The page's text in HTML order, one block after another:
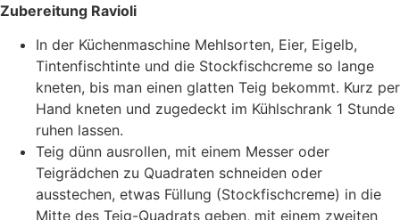
Zubereitung Ravioli
In der Küchenmaschine Mehlsorten, Eier, Eigelb,
Tintenfischtinte und die Stockfischcreme so lange
kneten, bis man einen glatten Teig bekommt. Kurz per
Hand kneten und zugedeckt im Kühlschrank 1 Stunde
ruhen lassen.
Teig dünn ausrollen, mit einem Messer oder
Teigrädchen zu Quadraten schneiden oder
ausstechen, etwas Füllung (Stockfischcreme) in die
Mitte des Teig-Quadrats geben, mit einem zweiten